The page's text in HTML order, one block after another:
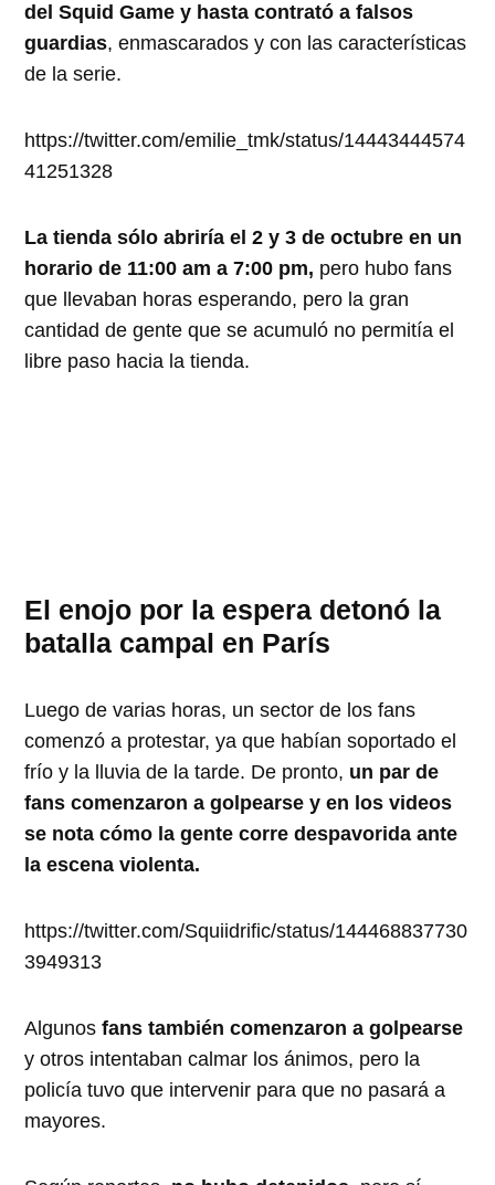
del Squid Game y hasta contrató a falsos
guardias, enmascarados y con las características
de la serie.
https://twitter.com/emilie_tmk/status/14443444574
41251328
La tienda sólo abriría el 2 y 3 de octubre en un
horario de 11:00 am a 7:00 pm, pero hubo fans
que llevaban horas esperando, pero la gran
cantidad de gente que se acumuló no permitía el
libre paso hacia la tienda.
El enojo por la espera detonó la
batalla campal en París
Luego de varias horas, un sector de los fans
comenzó a protestar, ya que habían soportado el
frío y la lluvia de la tarde. De pronto, un par de
fans comenzaron a golpearse y en los videos
se nota cómo la gente corre despavorida ante
la escena violenta.
https://twitter.com/Squiidrific/status/144468837730
3949313
Algunos fans también comenzaron a golpearse
y otros intentaban calmar los ánimos, pero la
policía tuvo que intervenir para que no pasará a
mayores.